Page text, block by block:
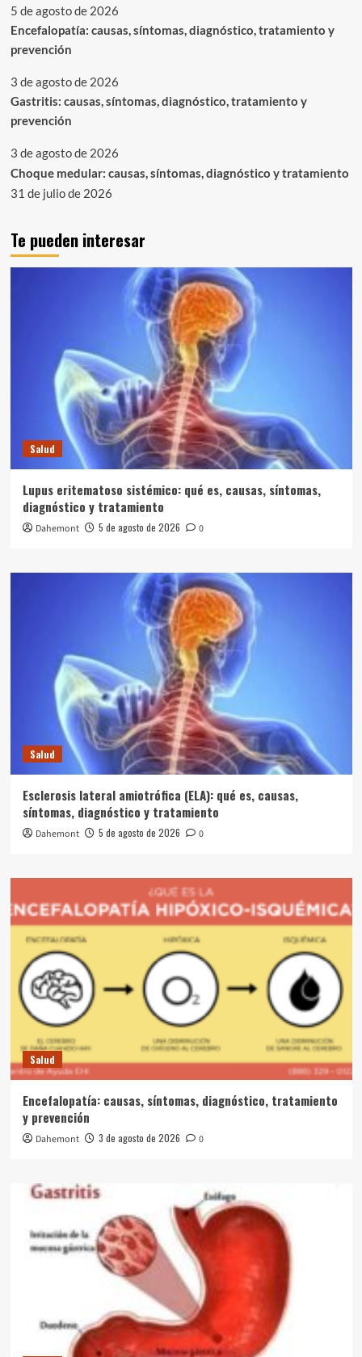
5 de agosto de 2026
Encefalopatía: causas, síntomas, diagnóstico, tratamiento y
prevención
3 de agosto de 2026
Gastritis: causas, síntomas, diagnóstico, tratamiento y
prevención
3 de agosto de 2026
Choque medular: causas, síntomas, diagnóstico y tratamiento
31 de julio de 2026
Te pueden interesar
Salud
Lupus eritematoso sistémico: qué es, causas, síntomas,
diagnóstico y tratamiento
Dahemont 5 de agosto de 2026 0
Salud
Esclerosis lateral amiotrófica (ELA): qué es, causas,
síntomas, diagnóstico y tratamiento
Dahemont 5 de agosto de 2026 0
Salud
Encefalopatía: causas, síntomas, diagnóstico, tratamiento
y prevención
Dahemont 3 de agosto de 2026 0